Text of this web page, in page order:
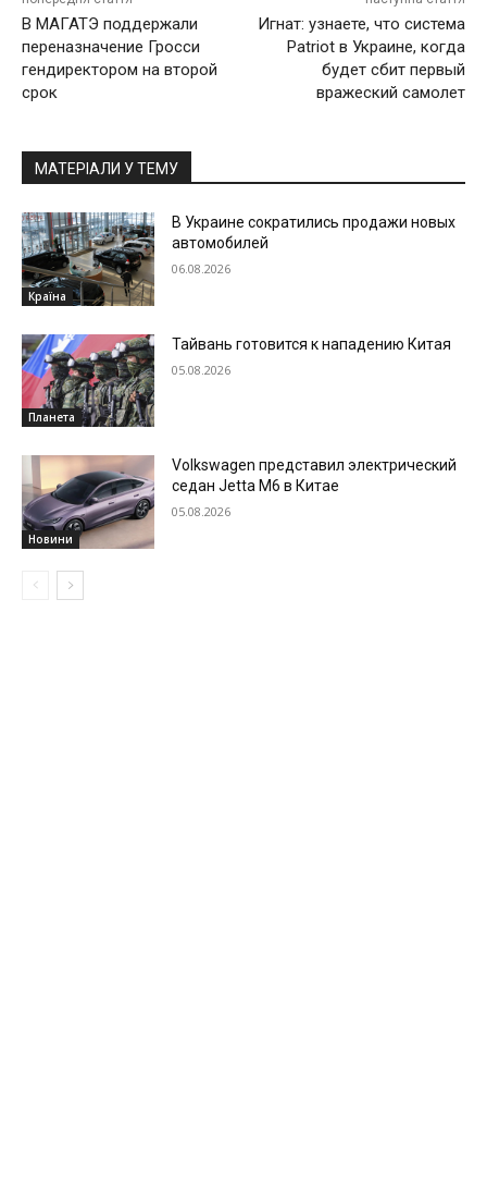
В МАГАТЭ поддержали
переназначение Гросси
гендиректором на второй
срок
Игнат: узнаете, что система
Patriot в Украине, когда
будет сбит первый
вражеский самолет
МАТЕРІАЛИ У ТЕМУ
Країна
В Украине сократились продажи новых
автомобилей
06.08.2026
Планета
Тайвань готовится к нападению Китая
05.08.2026
Новини
Volkswagen представил электрический
седан Jetta M6 в Китае
05.08.2026